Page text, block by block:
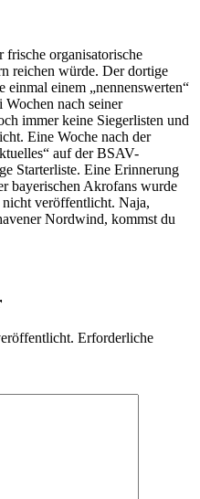
frische organisatorische
reichen würde. Der dortige
einem „nennenswerten“
nach seiner
immer keine Siegerlisten und
Eine Woche nach der
auf der BSAV-
Starterliste. Eine Erinnerung
bayerischen Akrofans wurde
veröffentlicht. Naja,
Nordwind, kommst du
Erforderliche